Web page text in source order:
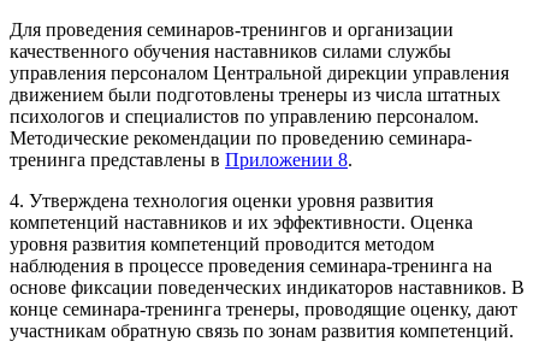
Для проведения семинаров-тренингов и организации
качественного обучения наставников силами службы
управления персоналом Центральной дирекции управления
движением были подготовлены тренеры из числа штатных
психологов и специалистов по управлению персоналом.
Методические рекомендации по проведению семинара-
тренинга представлены в Приложении 8.
4. Утверждена технология оценки уровня развития
компетенций наставников и их эффективности. Оценка
уровня развития компетенций проводится методом
наблюдения в процессе проведения семинара-тренинга на
основе фиксации поведенческих индикаторов наставников. В
конце семинара-тренинга тренеры, проводящие оценку, дают
участникам обратную связь по зонам развития компетенций.